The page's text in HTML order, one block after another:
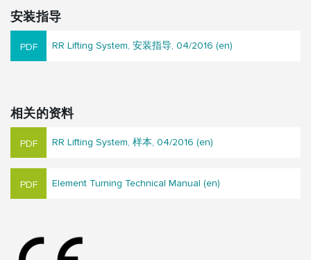
安装指导
RR Lifting System, 安装指导, 04/2016 (en)
相关的资料
RR Lifting System, 样本, 04/2016 (en)
Element Turning Technical Manual (en)